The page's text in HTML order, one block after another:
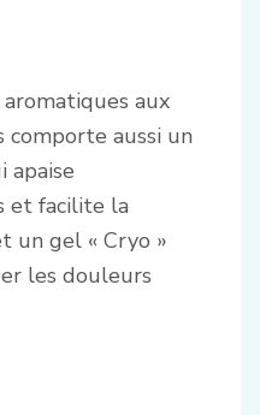
aux
comporte aussi un
apaise
et facilite la
un gel « Cryo »
les douleurs